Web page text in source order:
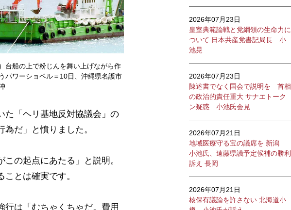
）台船の上で粉じんを舞い上げながら作
パワーショベル＝10日、沖縄県名護市
た「ヘリ基地反対協議会」の
だ」と憤りました。
の起点にあたる」と説明。
とは確実です。
は「むちゃくちゃだ。費用
2026年07月23日
皇室典範論戦と党綱領の生命力に
ついて 日本共産党書記局長 小
池晃
2026年07月23日
陳述書でなく国会で説明を 首相
の政治的責任重大 サナエトーク
ン疑惑 小池氏会見
2026年07月21日
地域医療守る宝の議席を 新潟
小池氏、遠藤県議予定候補の勝利
訴え 長岡
2026年07月21日
核保有議論を許さない 北海道小